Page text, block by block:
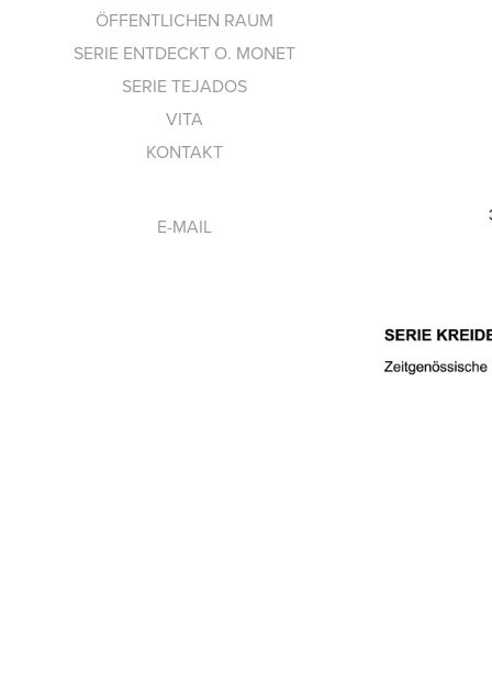
ÖFFENTLICHEN RAUM
SERIE ENTDECKT O. MONET
SERIE TEJADOS
VITA
KONTAKT
E-MAIL